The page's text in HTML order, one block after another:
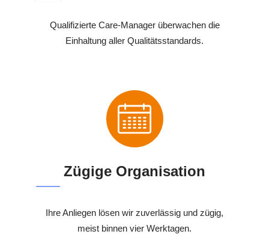
Qualifizierte Care-Manager überwachen die
Einhaltung aller Qualitätsstandards.
Zügige Organisation
Ihre Anliegen lösen wir zuverlässig und zügig,
meist binnen vier Werktagen.